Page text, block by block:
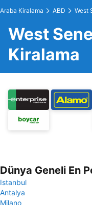
Araba Kiralama ABD West
West
Kiralama
Dünya Geneli En
Istanbul
Antalya
Milano